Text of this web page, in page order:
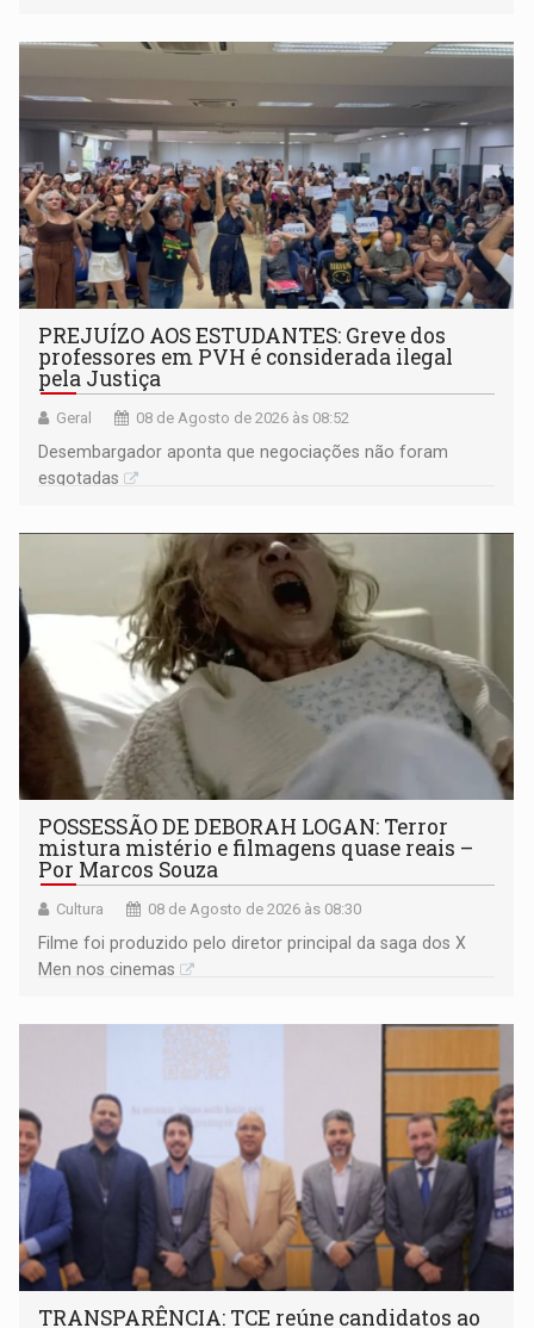
PREJUÍZO AOS ESTUDANTES: Greve dos
professores em PVH é considerada ilegal
pela Justiça
Geral 08 de Agosto de 2026 às 08:52
Desembargador aponta que negociações não foram
esgotadas
POSSESSÃO DE DEBORAH LOGAN: Terror
mistura mistério e filmagens quase reais –
Por Marcos Souza
Cultura 08 de Agosto de 2026 às 08:30
Filme foi produzido pelo diretor principal da saga dos X
Men nos cinemas
TRANSPARÊNCIA: TCE reúne candidatos ao